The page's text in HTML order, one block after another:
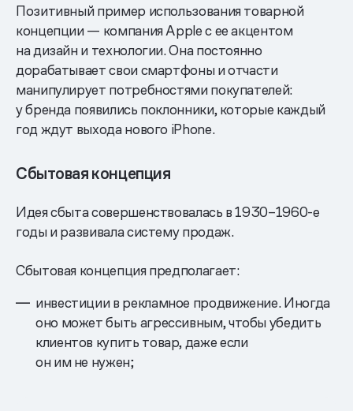
Позитивный пример использования товарной
концепции — компания Apple с ее акцентом
на дизайн и технологии. Она постоянно
дорабатывает свои смартфоны и отчасти
манипулирует потребностями покупателей:
у бренда появились поклонники, которые каждый
год ждут выхода нового iPhone.
Сбытовая концепция
Идея сбыта совершенствовалась в 1930–1960-е
годы и развивала систему продаж.
Сбытовая концепция предполагает:
инвестиции в рекламное продвижение. Иногда
оно может быть агрессивным, чтобы убедить
клиентов купить товар, даже если
он им не нужен;